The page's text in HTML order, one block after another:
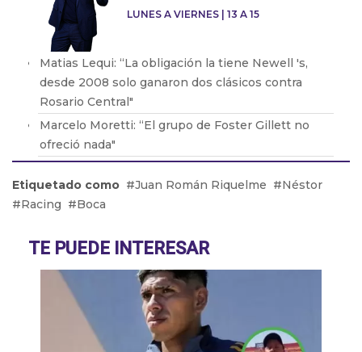
LUNES A VIERNES | 13 A 15
Matias Lequi: “La obligación la tiene Newell 's,
desde 2008 solo ganaron dos clásicos contra
Rosario Central"
Marcelo Moretti: “El grupo de Foster Gillett no
ofreció nada"
argentino
Miguel Ángel Russo: “Para la situación económica
Álvaro Angulo: “Ganarle a River en el Monumental
seria muy hermoso”
Etiquetado como Juan Román Riquelme
Néstor
Racing
Boca
TE PUEDE INTERESAR